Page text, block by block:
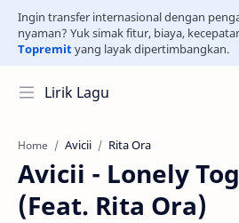
Ingin transfer internasional dengan
nyaman? Yuk simak fitur, biaya,
Topremityang layak dipertimbangkan.
Lirik Lagu
Home Avicii Rita Ora
Avicii - Lonely
(Feat. Rita Ora)